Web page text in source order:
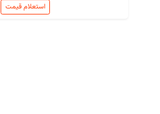
استعلام قیمت